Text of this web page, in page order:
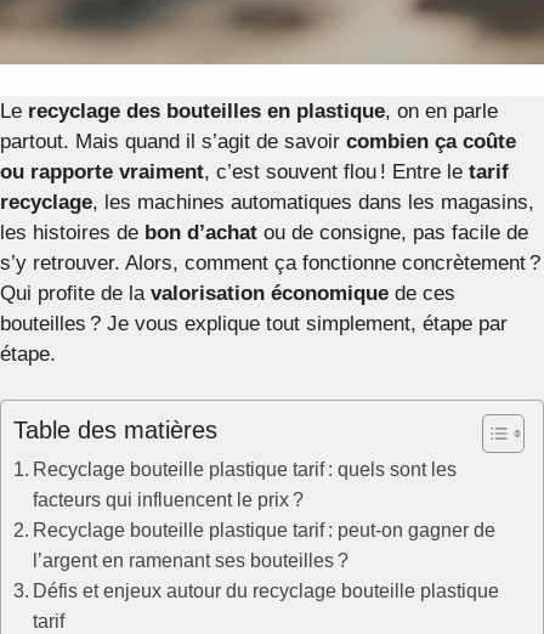
Le recyclage des bouteilles en plastique, on en parle
partout. Mais quand il s’agit de savoir combien ça coûte
ou rapporte vraiment, c’est souvent flou ! Entre le tarif
recyclage, les machines automatiques dans les magasins,
les histoires de bon d’achat ou de consigne, pas facile de
s’y retrouver. Alors, comment ça fonctionne concrètement ?
Qui profite de la valorisation économique de ces
bouteilles ? Je vous explique tout simplement, étape par
étape.
Table des matières
Recyclage bouteille plastique tarif : quels sont les
facteurs qui influencent le prix ?
Recyclage bouteille plastique tarif : peut-on gagner de
l’argent en ramenant ses bouteilles ?
Défis et enjeux autour du recyclage bouteille plastique
tarif